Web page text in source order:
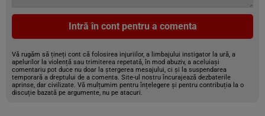
Intră în cont pentru a comenta
Vă rugăm să țineți cont că folosirea injuriilor, a limbajului instigator la ură, a
apelurilor la violență sau trimiterea repetată, în mod abuziv, a aceluiași
comentariu pot duce nu doar la ștergerea mesajului, ci și la suspendarea
temporară a dreptului de a comenta. Site-ul nostru încurajează dezbaterile
aprinse, dar civilizate. Vă mulțumim pentru înțelegere și pentru contribuția la o
discuție bazată pe argumente, nu pe atacuri.